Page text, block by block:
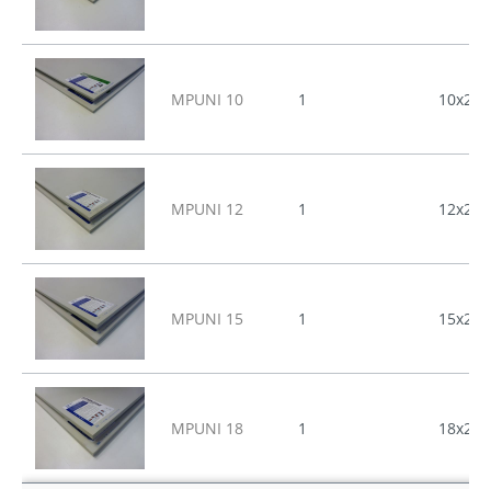
MPUNI 10 1
MPUNI 12 1
MPUNI 15 1
MPUNI 18 1